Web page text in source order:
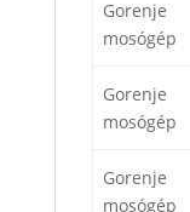
Gorenje
mosógép
Gorenje
mosógép
Gorenje
mosógép